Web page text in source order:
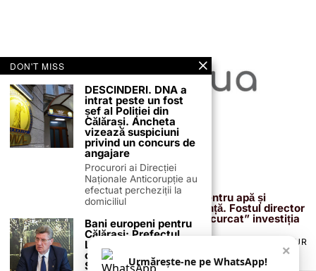
13 februarie 2026
Proiectul de 400 de milioane de euro pentru apă și
canalizare, confirmat definitiv de instanță. Fostul director
reacționează după acuzațiile că ar fi „încurcat” investiția
TERMENI ȘI CONDIȚII
POLITICA DE ANULARE & RETUR
PUBLICITATE ONLINE & TIPĂRITĂ
CONTACT
ZIARUL ANUNȚUL CĂLĂRĂȘEAN
×
Urmărește-ne pe WhatsApp!
DON'T MISS
DESCINDERI. DNA a
intrat peste un fost
șef al Poliției din
Călărași. Ancheta
vizează suspiciuni
privind un concurs de
angajare
Procurori ai Direcției
Naționale Anticorupție au
efectuat percheziții la
domiciliul
Bani europeni pentru
Călărași: Prefectul
Laurențiu State anunță
colaborarea cu ADR
Sud-Muntenia pentru